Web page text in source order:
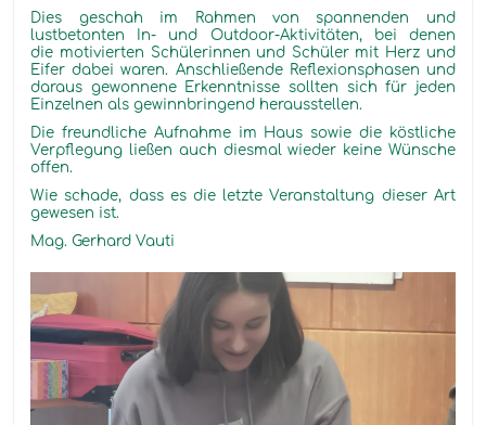
Dies geschah im Rahmen von spannenden und
lustbetonten In- und Outdoor-Aktivitäten, bei denen
die motivierten Schülerinnen und Schüler mit Herz und
Eifer dabei waren. Anschließende Reflexionsphasen und
daraus gewonnene Erkenntnisse sollten sich für jeden
Einzelnen als gewinnbringend herausstellen.
Die freundliche Aufnahme im Haus sowie die köstliche
Verpflegung ließen auch diesmal wieder keine Wünsche
offen.
Wie schade, dass es die letzte Veranstaltung dieser Art
gewesen ist.
Mag. Gerhard Vauti